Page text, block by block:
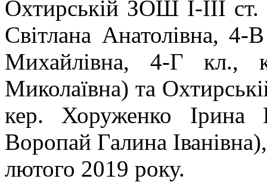
Охтирській ЗОШ І-ІІІ
Світлана Анатолівна,
Михайлівна, 4-Г кл.,
Миколаївна) та
кер. Хоруженко Ірина
Воропай Галина
лютого 2019 року.